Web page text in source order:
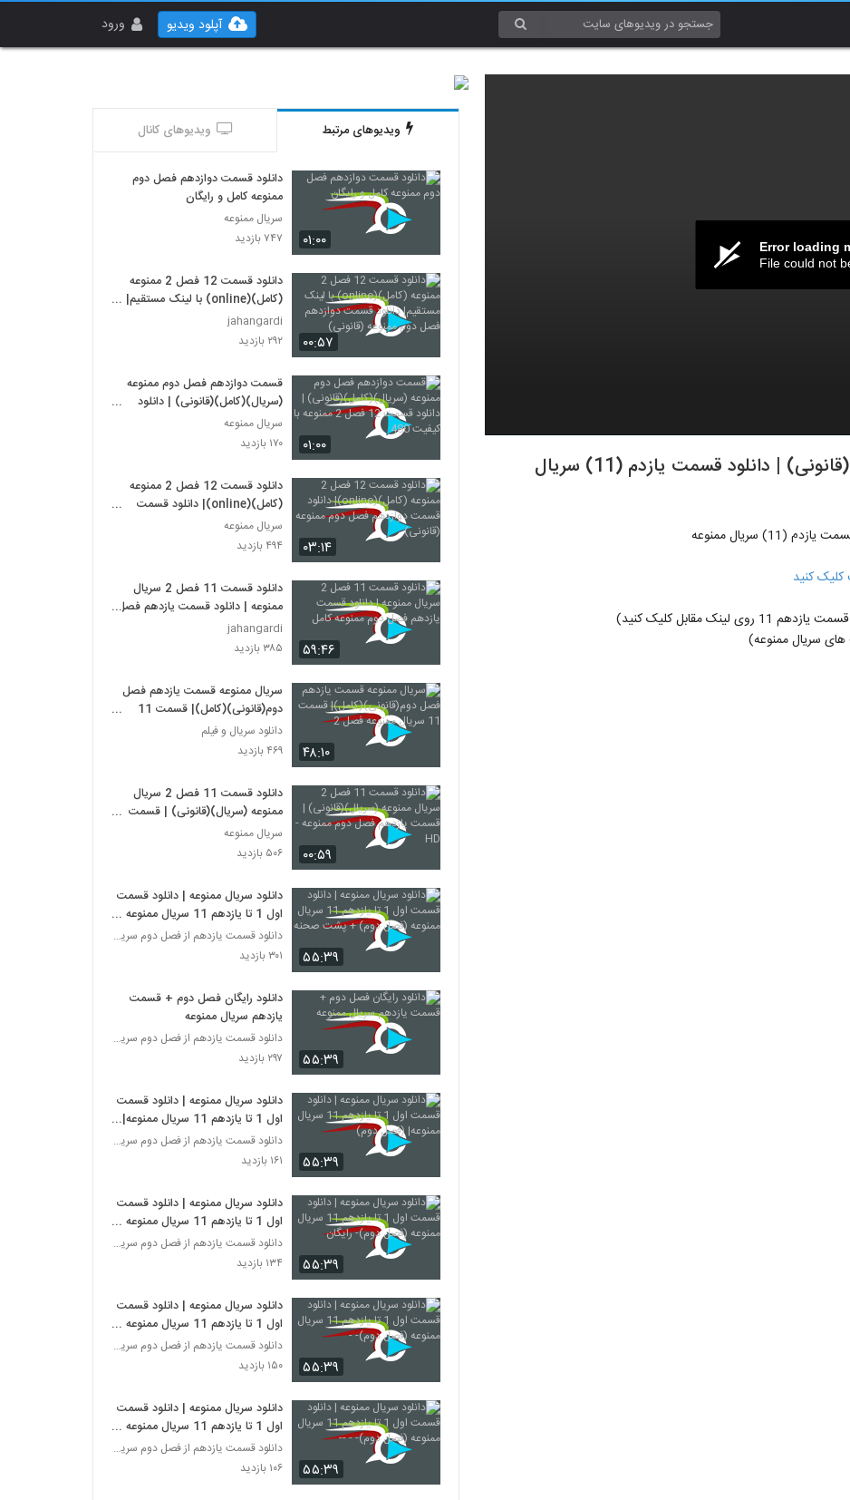
ورود آپلود ویدیو
Error loading
File could not
قسمت یازدهم سریال ممنوعه (سریال)(قانونی) | دانلود قسمت یازدم (11) سریال
سریال ممنوعه
کنید
لینک مقابل کلیک کنید)
سریال ممنوعه)
ویدیوهای مرتبط ویدیوهای کانال
۰۱:۰۰
دانلود قسمت دوازدهم فصل دوم
ممنوعه کامل و رایگان
سریال ممنوعه
۷۴۷ بازدید
۰۰:۵۷
دانلود قسمت 12 فصل 2 ممنوعه
(کامل)(online) با لینک مستقیم|
دانلود قسمت دوازدهم فصل دوم
ممنوعه (قانونی)
jahangardi
۲۹۲ بازدید
۰۱:۰۰
قسمت دوازدهم فصل دوم ممنوعه
(سریال)(کامل)(قانونی) | دانلود
480
سریال ممنوعه
۱۷۰ بازدید
۰۳:۱۴
دانلود قسمت 12 فصل 2 ممنوعه
(کامل)(online)| دانلود قسمت
دوازدهم فصل دوم ممنوعه (قانونی)
سریال ممنوعه
۴۹۴ بازدید
۵۹:۴۶
دانلود قسمت 11 فصل 2 سریال
ممنوعه | دانلود قسمت یازدهم فصل
دوم ممنوعه کامل
jahangardi
۳۸۵ بازدید
۴۸:۱۰
سریال ممنوعه قسمت یازدهم فصل
دوم(قانونی)(کامل)| قسمت 11
سریال ممنوعه فصل 2
دانلود سریال و فیلم
۴۶۹ بازدید
۰۰:۵۹
دانلود قسمت 11 فصل 2 سریال
ممنوعه (سریال)(قانونی) | قسمت
یازدهم فصل دوم ممنوعه -HD
سریال ممنوعه
۵۰۶ بازدید
۵۵:۳۹
دانلود سریال ممنوعه | دانلود قسمت
اول 1 تا یازدهم 11 سریال ممنوعه
(فصل دوم) + پشت صحنه
دانلود قسمت یازدهم از فصل دوم سریال ممنوعه
۳۰۱ بازدید
۵۵:۳۹
دانلود رایگان فصل دوم + قسمت
یازدهم سریال ممنوعه
دانلود قسمت یازدهم از فصل دوم سریال ممنوعه
۲۹۷ بازدید
۵۵:۳۹
دانلود سریال ممنوعه | دانلود قسمت
اول 1 تا یازدهم 11 سریال ممنوعه|
(فصل دوم)
دانلود قسمت یازدهم از فصل دوم سریال ممنوعه
۱۶۱ بازدید
۵۵:۳۹
دانلود سریال ممنوعه | دانلود قسمت
اول 1 تا یازدهم 11 سریال ممنوعه
(فصل دوم)- رایگان
دانلود قسمت یازدهم از فصل دوم سریال ممنوعه
۱۳۴ بازدید
۵۵:۳۹
دانلود سریال ممنوعه | دانلود قسمت
اول 1 تا یازدهم 11 سریال ممنوعه
(فصل دوم)- -
دانلود قسمت یازدهم از فصل دوم سریال ممنوعه
۱۵۰ بازدید
۵۵:۳۹
دانلود سریال ممنوعه | دانلود قسمت
اول 1 تا یازدهم 11 سریال ممنوعه
(فصل دوم)- - --
دانلود قسمت یازدهم از فصل دوم سریال ممنوعه
۱۰۶ بازدید